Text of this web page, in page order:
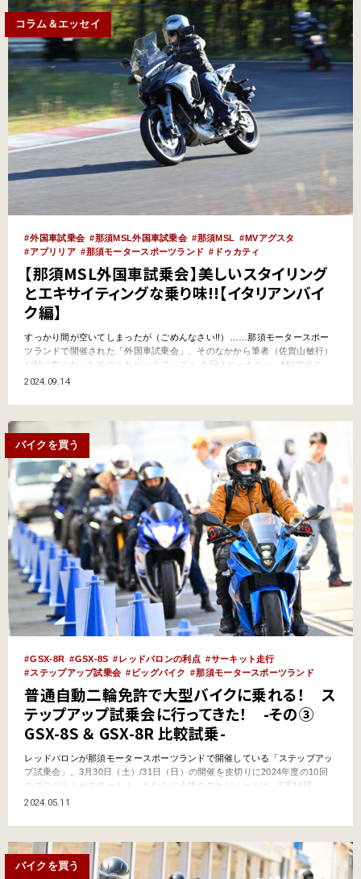
コラム＆エッセイ
外国車試乗会 那須MSL外国車試乗会 那須MSL
MVアグスタ
アプリリア
那須モータースポーツランド ドゥカティ
【那須MSL外国車試乗会】美しいスタイリング
とエキサイティングな乗り味!!【イタリアンバイ
ク編】
すっかり間が空いてしまったが（ごめんなさい!!）……那須モータースポー
ツランドで開催された「外国車試乗会」、そのなかから筆者（佐賀山敏行）
が特に気になったモデルをピックアップ！ 今回はドゥカティ、MVアグス
タ、アプリリアのイタリアン4モデルを紹介しよう!! 【前回までの記事】＞
り！＞【那須MSL外国車試乗会】憧れのフラットツ…
2024.09.14
バイクを買う
GSX-8R GSX-8S レッドバロンの利点
サーキット走行
ステップアップ試乗会
ビッグバイク 那須モータースポーツランド
普通自動二輪免許で大型バイクに乗れる！ ス
テップアップ試乗会に行ってきた！ -その③
GSX-8S ＆ GSX-8R 比較試乗-
レッドバロンが那須モータースポーツランドで開催している「ステップアッ
プ試乗会」。3月30日（土）/31日（日）の開催を皮切りに2024年度の10回
のプログラムがスタート！ ちなみに今後のスケジュールは、5月18日
（土）/19日（日）、7月26日（金）/27日（土）/28日（日）、9月6日
だ「ステップアップ試乗会」に行った事が…
2024.05.11
バイクを買う